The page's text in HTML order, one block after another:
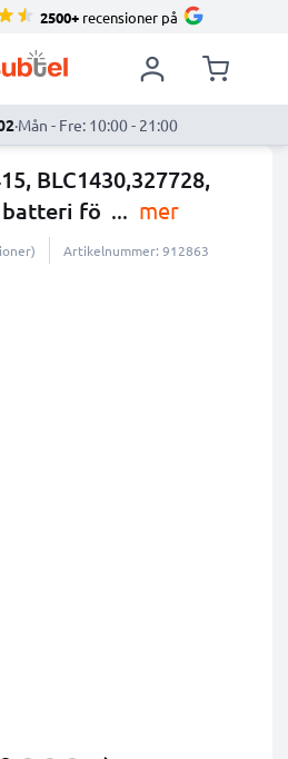
2500+ recensioner på
·Mån - Fre: 10:00 - 21:00
BLC1430,327728,
batteri fö ... mer
Artikelnummer: 912863